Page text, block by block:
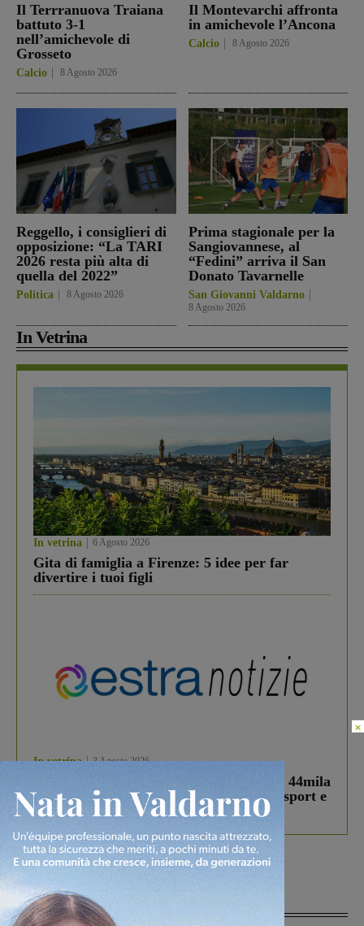
Il Terrranuova Traiana
battuto 3-1
nell’amichevole di
Grosseto
Calcio 8 Agosto 2026
Il Montevarchi affronta
in amichevole l’Ancona
Calcio 8 Agosto 2026
Reggello, i consiglieri di
opposizione: “La TARI
2026 resta più alta di
quella del 2022”
Politica 8 Agosto 2026
Prima stagionale per la
Sangiovannese, al
“Fedini” arriva il San
Donato Tavarnelle
San Giovanni Valdarno
8 Agosto 2026
In Vetrina
In vetrina 6 Agosto 2026
Gita di famiglia a Firenze: 5 idee per far
divertire i tuoi figli
In vetrina 3 Agosto 2026
Estra Notizie agosto: Smart Cities, oltre 44mila
studenti coinvolti, torna il bando per lo sport e
debutta il podcast Estrair
Più lette
×